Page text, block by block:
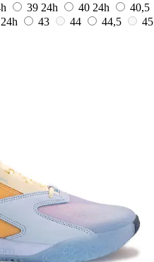
39 24h 40 24h
40,5
24h 43 44 44,5
45